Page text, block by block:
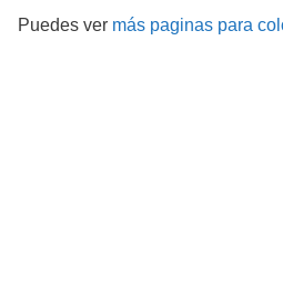
Puedes ver más paginas para